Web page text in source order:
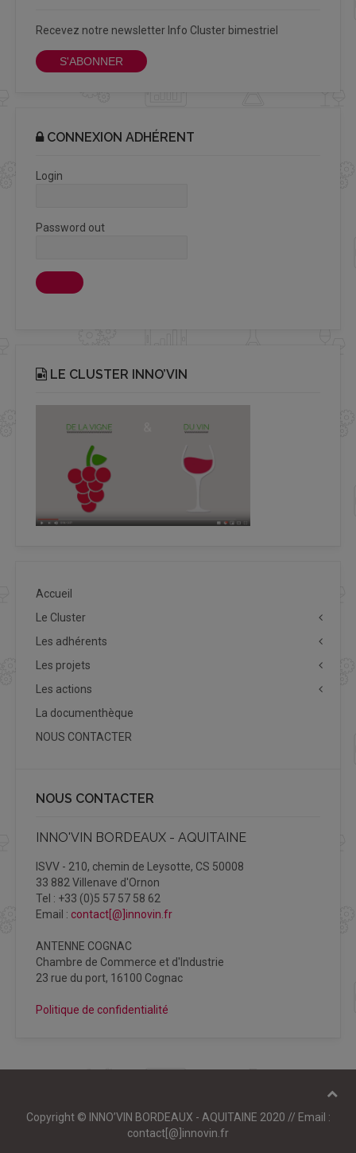
Recevez notre newsletter Info Cluster bimestriel
S'ABONNER
CONNEXION ADHÉRENT
Login
Password out
LE CLUSTER INNO’VIN
Accueil
Le Cluster
Les adhérents
Les projets
Les actions
La documenthèque
NOUS CONTACTER
NOUS CONTACTER
INNO'VIN BORDEAUX - AQUITAINE
ISVV - 210, chemin de Leysotte, CS 50008
33 882 Villenave d'Ornon
Tel : +33 (0)5 57 57 58 62
Email : contact[@]innovin.fr
ANTENNE COGNAC
Chambre de Commerce et d'Industrie
23 rue du port, 16100 Cognac
Politique de confidentialité
Copyright © INNO’VIN BORDEAUX - AQUITAINE 2020 // Email :
contact[@]innovin.fr